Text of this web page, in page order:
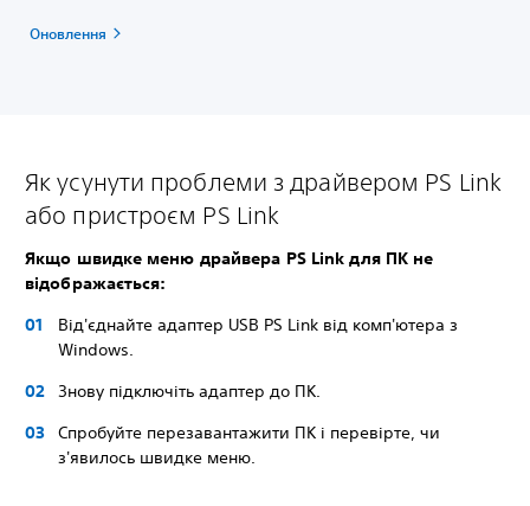
Оновлення
Як усунути проблеми з драйвером PS Link
або пристроєм PS Link
Якщо швидке меню драйвера PS Link для ПК не
відображається:
Від'єднайте адаптер USB PS Link від комп'ютера з
Windows.
Знову підключіть адаптер до ПК.
Спробуйте перезавантажити ПК і перевірте, чи
з'явилось швидке меню.